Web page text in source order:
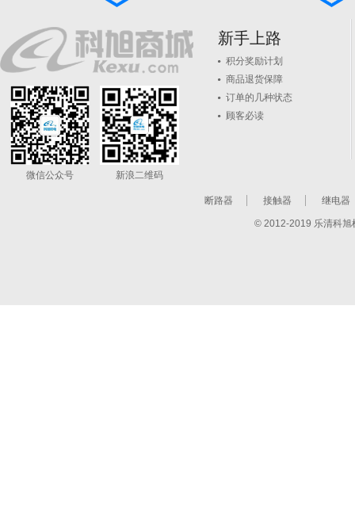
微信公众号 新浪二维码
新手上路
积分奖励计划
商品退货保障
订单的几种状态
顾客必读
断路器 接触器 继电器
© 2012-2019 乐清科旭